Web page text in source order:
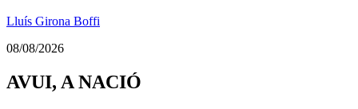
Lluís Girona Boffi
08/08/2026
AVUI, A NACIÓ